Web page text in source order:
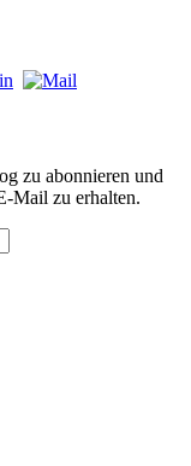
zu abonnieren und
Mail zu erhalten.